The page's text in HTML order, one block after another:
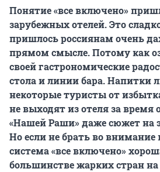
Понятие «все включено»
зарубежных отелей. Это
пришлось россиянам очень
прямом смысле. Потому как
своей гастрономические
стола и линии бара. Напитки
некоторые туристы от
не выходят из отеля за время
«Нашей Раши» даже сюжет на
Но если не брать во внимание
система «все включено»
большинстве жарких стран